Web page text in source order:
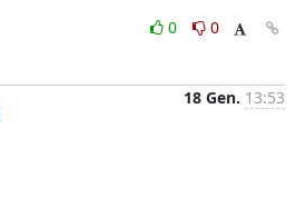
0
0
18 Gen. 13:53